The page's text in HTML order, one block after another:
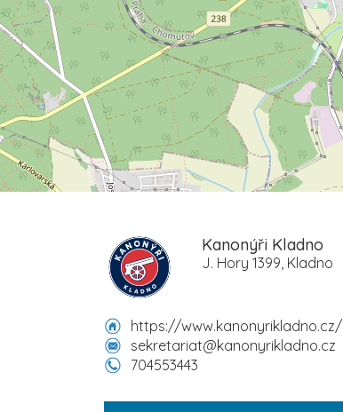
Kanonýři Kladno
J. Hory 1399, Kladno
https://www.kanonyrikladno.cz/
sekretariat@kanonyrikladno.cz
704553443